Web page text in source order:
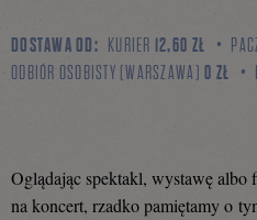
DOSTAWA OD: KURIER 12,60 ZŁ
ODBIÓR OSOBISTY (WARSZAWA) 0 ZŁ
Oglądając spektakl, wystawę albo
na koncert, rzadko pamiętamy o